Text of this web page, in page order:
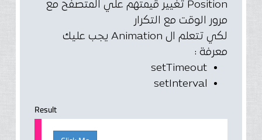
Position تغيير قيمتهم علي المتصفح مع
مرور الوقت مع التكرار
لكي تتعلم ال Animation يجب عليك
معرفة :
setTimeout
setInterval
Result